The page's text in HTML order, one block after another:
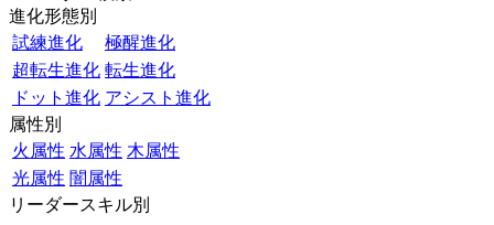
進化形態別
試練進化
極醒進化
超転生進化 転生進化
ドット進化 アシスト進化
属性別
火属性 水属性 木属性
光属性 闇属性
リーダースキル別